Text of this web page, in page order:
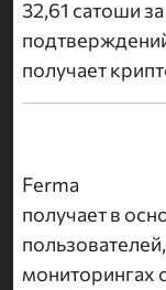
32,61 сатоши
получает
Ferma
получает в
мониторингах